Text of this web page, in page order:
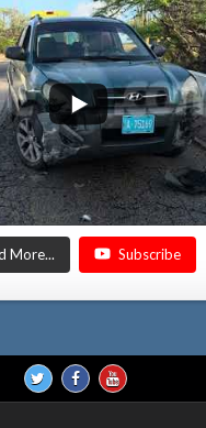
More... Subscribe